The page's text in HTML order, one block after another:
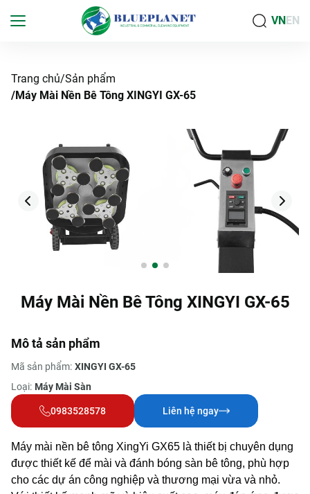
VNEN
Trang chủ Sản phẩm
Máy Mài Nền Bê Tông XINGYI GX-65
Máy Mài Nền Bê Tông XINGYI GX-65
Mô tả sản phẩm
Mã sản phẩm: XINGYI GX-65
Loại: Máy Mài Sàn
0983528578 Liên hệ ngay
Máy mài nền bê tông XingYi GX65 là thiết bị chuyên dụng
được thiết kế để mài và đánh bóng sàn bê tông, phù hợp
cho các dự án công nghiệp và thương mại vừa và nhỏ.